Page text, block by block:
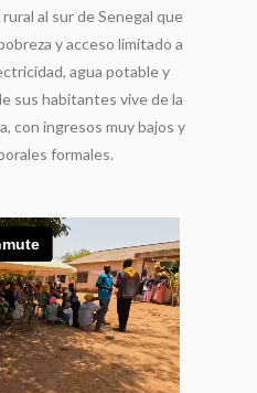
al sur de Senegal que
y acceso limitado a
agua potable y
sus habitantes vive de la
con ingresos muy bajos y
formales.